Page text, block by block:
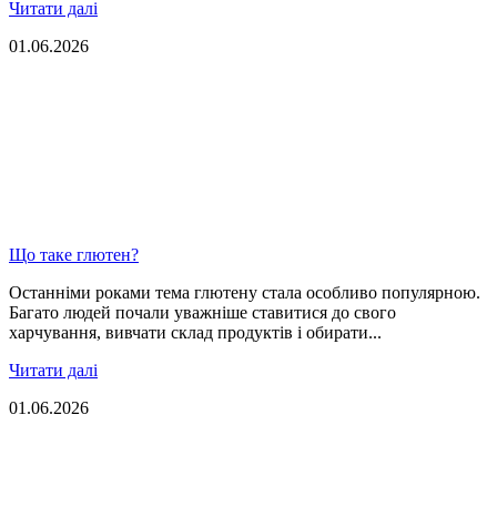
Читати далі
01.06.2026
Що таке глютен?
Останніми роками тема глютену стала особливо популярною.
Багато людей почали уважніше ставитися до свого
харчування, вивчати склад продуктів і обирати...
Читати далі
01.06.2026